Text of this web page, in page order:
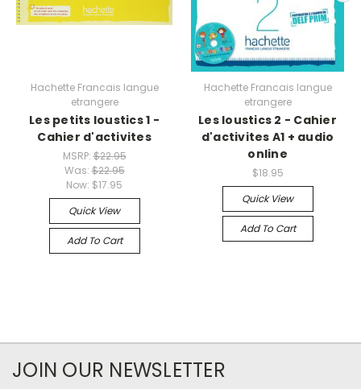
Hachette Francais langue
etrangere
Les petits loustics 1 -
Cahier d'activites
MSRP:$22.95
Was:$22.95
Now: $17.95
Quick View
Add To Cart
Hachette Francais langue
etrangere
Les loustics 2 - Cahier
d'activites A1 + audio
online
$18.95
Quick View
Add To Cart
JOIN OUR NEWSLETTER